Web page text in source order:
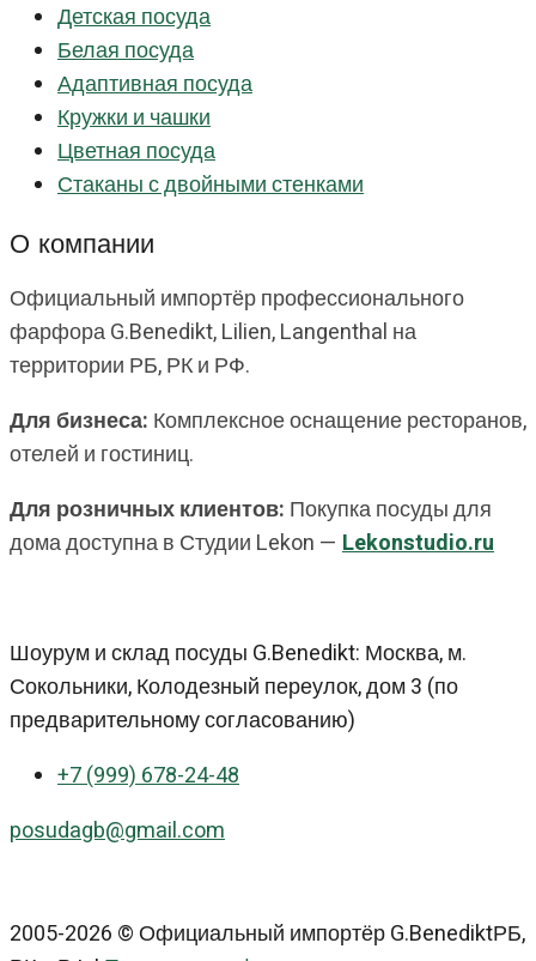
Детская посуда
Белая посуда
Адаптивная посуда
Кружки и чашки
Цветная посуда
Стаканы с двойными стенками
О компании
Официальный импортёр профессионального
фарфора G.Benedikt, Lilien, Langenthal на
территории РБ, РК и РФ.
Для бизнеса: Комплексное оснащение ресторанов,
отелей и гостиниц.
Для розничных клиентов: Покупка посуды для
дома доступна в Студии Lekon — Lekonstudio.ru
Шоурум и склад посуды G.Benedikt: Москва, м.
Сокольники, Колодезный переулок, дом 3 (по
предварительному согласованию)
+7 (999) 678-24-48
posudagb@gmail.com
2005-2026 © Официальный импортёр G.BenediktРБ,